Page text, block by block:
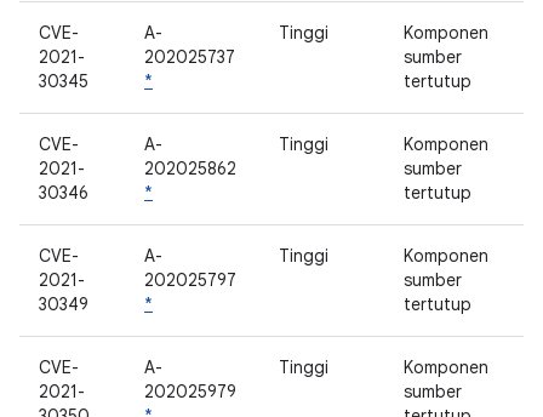
CVE-
2021-
30345
A-
202025737
*
Tinggi
Komponen
sumber
tertutup
CVE-
2021-
30346
A-
202025862
*
Tinggi
Komponen
sumber
tertutup
CVE-
2021-
30349
A-
202025797
*
Tinggi
Komponen
sumber
tertutup
CVE-
2021-
A-
202025979
Tinggi
Komponen
sumber